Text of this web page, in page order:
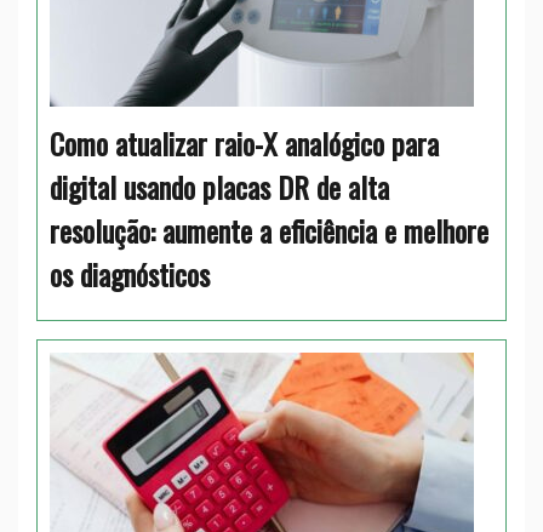
Como atualizar raio-X analógico para
digital usando placas DR de alta
resolução: aumente a eficiência e melhore
os diagnósticos